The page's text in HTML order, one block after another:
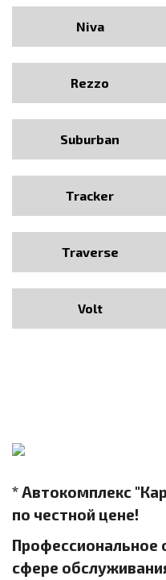
Niva
Rezzo
Suburban
Tracker
Traverse
Volt
* Автокомплекс
по честной цене!
Профессиональное
сфере